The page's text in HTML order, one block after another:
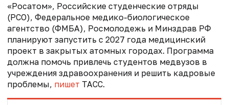
«Росатом», Российские студенческие отряды
(РСО), Федеральное медико-биологическое
агентство (ФМБА), Росмолодежь и Минздрав РФ
планируют запустить с 2027 года медицинский
проект в закрытых атомных городах. Программа
должна помочь привлечь студентов медвузов в
учреждения здравоохранения и решить кадровые
проблемы, пишет ТАСС.